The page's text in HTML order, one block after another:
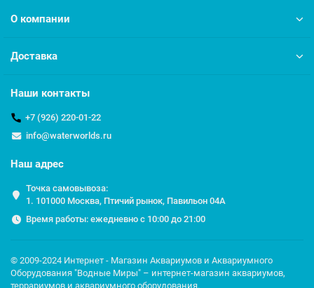
О компании
Доставка
Наши контакты
+7 (926) 220-01-22
info@waterworlds.ru
Наш адрес
Точка самовывоза:
1. 101000 Москва, Птичий рынок, Павильон 04A
Время работы: ежедневно с 10:00 до 21:00
© 2009-2024 Интернет - Магазин Аквариумов и Аквариумного
Оборудования "Водные Миры" – интернет-магазин аквариумов,
террариумов и аквариумного оборудования.